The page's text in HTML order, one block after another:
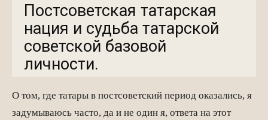
Постсоветская татарская
нация и судьба татарской
советской базовой
личности.
О том, где татары в постсоветский период оказались, я
задумываюсь часто, да и не один я, ответа на этот